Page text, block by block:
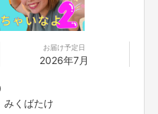
お届け予定日
2026年7月
みくばたけ